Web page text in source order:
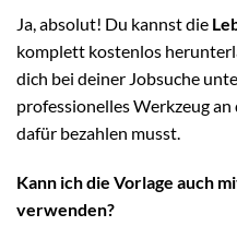
Ja, absolut! Du kannst die
komplett kostenlos
dich bei deiner Jobsuche
professionelles Werkzeug an
dafür bezahlen musst.
Kann ich die Vorlage auch
verwenden?